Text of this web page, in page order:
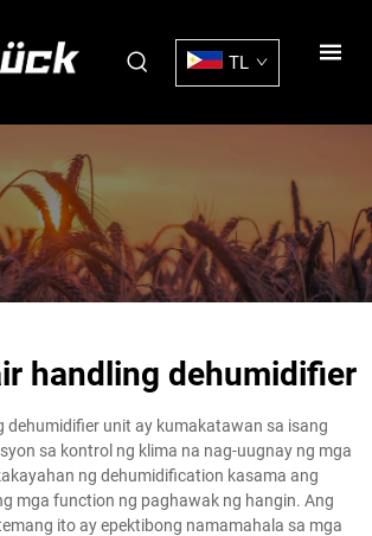
TL
handling dehumidifier
dehumidifier unit ay kumakatawan sa isang
sa kontrol ng klima na nag-uugnay ng mga
ng dehumidification kasama ang
mga function ng paghawak ng hangin. Ang
ito ay epektibong namamahala sa mga